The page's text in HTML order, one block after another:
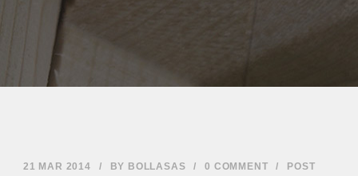
21 MAR 2014 / BY BOLLASAS / 0 COMMENT /
POST